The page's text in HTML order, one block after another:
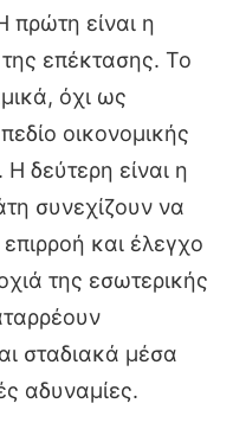
πρώτη είναι η
της επέκτασης. Το
όχι ως
οικονομικής
δεύτερη είναι η
συνεχίζουν να
και έλεγχο
της εσωτερικής
σταδιακά μέσα
αδυναμίες.